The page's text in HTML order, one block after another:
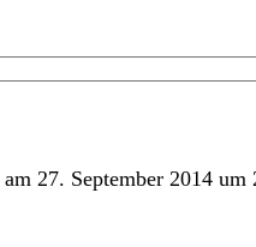
am 27. September 2014 um